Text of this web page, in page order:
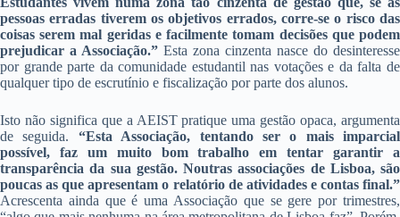
pessoas erradas tiverem os objetivos errados, corre-se o risco das
coisas serem mal geridas e facilmente tomam decisões que podem
prejudicar a Associação.” Esta zona cinzenta nasce do desinteresse
por grande parte da comunidade estudantil nas votações e da falta de
qualquer tipo de escrutínio e fiscalização por parte dos alunos.
Isto não significa que a AEIST pratique uma gestão opaca, argumenta
de seguida. “Esta Associação, tentando ser o mais imparcial
possível, faz um muito bom trabalho em tentar garantir a
transparência da sua gestão. Noutras associações de Lisboa, são
poucas as que apresentam o relatório de atividades e contas final.”
Acrescenta ainda que é uma Associação que se gere por trimestres,